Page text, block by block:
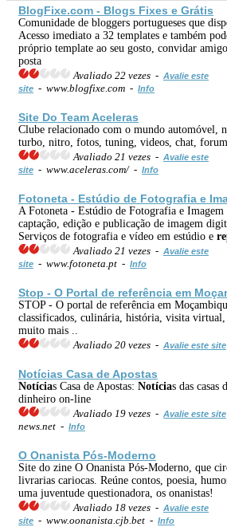
BlogFixe.com - Blogs Fixes e Grátis
Comunidade de bloggers portugueses que
Acesso imediato a 32 templates e também
próprio template ao seu gosto, convidar
posta
Avaliado 22 vezes - Avalie este
site - www.blogfixe.com - Info
Site Do Team Aceleras
Clube relacionado com o mundo automóvel,
turbo, nitro, fotos, tuning, videos, chat, forum
Avaliado 21 vezes - Avalie este
site - www.aceleras.com/ - Info
Fotoneta - Estúdio de Fotografia e
A Fotoneta - Estúdio de Fotografia e Imagem
captação, edição e publicação de imagem
Serviços de fotografia e vídeo em estúdio e
Avaliado 21 vezes - Avalie este
site - www.fotoneta.pt - Info
Stop - O Portal de referência em
STOP - O portal de referência em
classificados, culinária, história, visita virtual,
muito mais ..
Avaliado 20 vezes - Avalie este site
Notícias Casa de Apostas
Notícias Casa de Apostas: Notícias das casas
dinheiro on-line
Avaliado 19 vezes - Avalie este site
news.net - Info
O Onanista Pós-Moderno
Site do zine O Onanista Pós-Moderno, que
livrarias cariocas. Reúne contos, poesia,
uma juventude questionadora, os onanistas!
Avaliado 18 vezes - Avalie este
site - www.oonanista.cjb.bet - Info